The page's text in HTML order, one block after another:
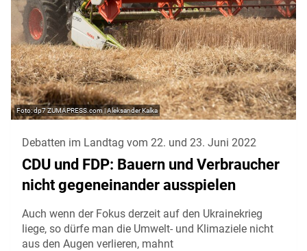
dp7 ZUMAPRESS.com | Aleksander Kalka
Debatten im Landtag vom 22. und 23. Juni 2022
CDU und FDP: Bauern und Verbraucher
nicht gegeneinander ausspielen
Auch wenn der Fokus derzeit auf den Ukrainekrieg
liege, so dürfe man die Umwelt- und Klimaziele nicht
aus den Augen verlieren, mahnt